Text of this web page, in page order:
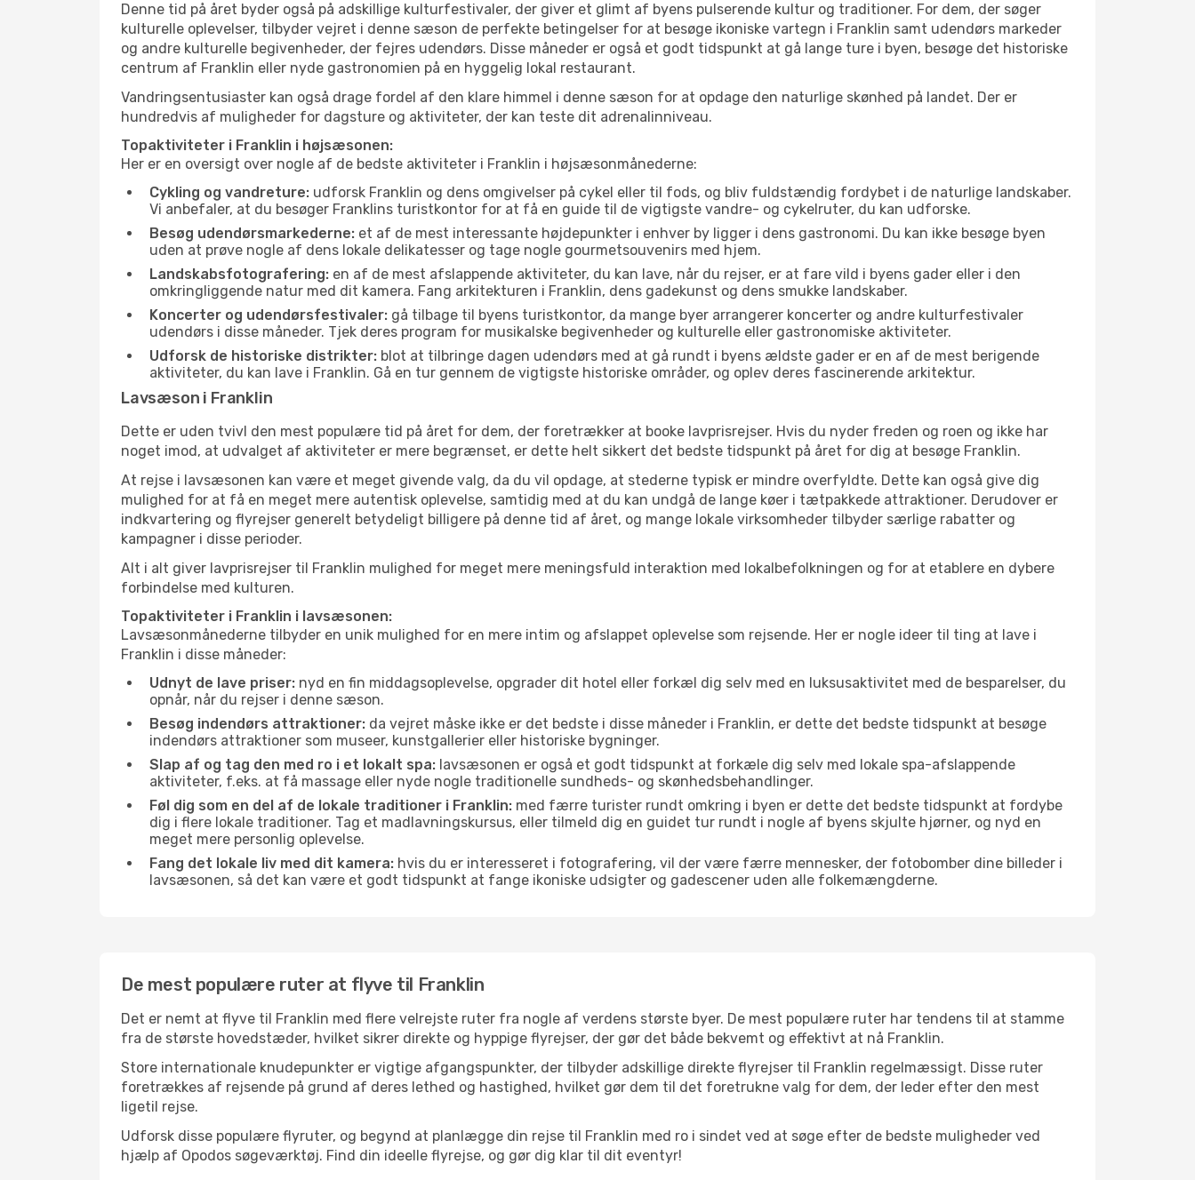
Denne tid på året byder også på adskillige kulturfestivaler, der giver et glimt af byens pulserende kultur og traditioner. For dem, der søger
kulturelle oplevelser, tilbyder vejret i denne sæson de perfekte betingelser for at besøge ikoniske vartegn i Franklin samt udendørs markeder
og andre kulturelle begivenheder, der fejres udendørs. Disse måneder er også et godt tidspunkt at gå lange ture i byen, besøge det historiske
centrum af Franklin eller nyde gastronomien på en hyggelig lokal restaurant.
Vandringsentusiaster kan også drage fordel af den klare himmel i denne sæson for at opdage den naturlige skønhed på landet. Der er
hundredvis af muligheder for dagsture og aktiviteter, der kan teste dit adrenalinniveau.
Topaktiviteter i Franklin i højsæsonen:
Her er en oversigt over nogle af de bedste aktiviteter i Franklin i højsæsonmånederne:
Cykling og vandreture: udforsk Franklin og dens omgivelser på cykel eller til fods, og bliv fuldstændig fordybet i de naturlige landskaber.
Vi anbefaler, at du besøger Franklins turistkontor for at få en guide til de vigtigste vandre- og cykelruter, du kan udforske.
Besøg udendørsmarkederne: et af de mest interessante højdepunkter i enhver by ligger i dens gastronomi. Du kan ikke besøge byen
uden at prøve nogle af dens lokale delikatesser og tage nogle gourmetsouvenirs med hjem.
Landskabsfotografering: en af de mest afslappende aktiviteter, du kan lave, når du rejser, er at fare vild i byens gader eller i den
omkringliggende natur med dit kamera. Fang arkitekturen i Franklin, dens gadekunst og dens smukke landskaber.
Koncerter og udendørsfestivaler: gå tilbage til byens turistkontor, da mange byer arrangerer koncerter og andre kulturfestivaler
udendørs i disse måneder. Tjek deres program for musikalske begivenheder og kulturelle eller gastronomiske aktiviteter.
Udforsk de historiske distrikter: blot at tilbringe dagen udendørs med at gå rundt i byens ældste gader er en af de mest berigende
aktiviteter, du kan lave i Franklin. Gå en tur gennem de vigtigste historiske områder, og oplev deres fascinerende arkitektur.
Lavsæson i Franklin
Dette er uden tvivl den mest populære tid på året for dem, der foretrækker at booke lavprisrejser. Hvis du nyder freden og roen og ikke har
noget imod, at udvalget af aktiviteter er mere begrænset, er dette helt sikkert det bedste tidspunkt på året for dig at besøge Franklin.
At rejse i lavsæsonen kan være et meget givende valg, da du vil opdage, at stederne typisk er mindre overfyldte. Dette kan også give dig
mulighed for at få en meget mere autentisk oplevelse, samtidig med at du kan undgå de lange køer i tætpakkede attraktioner. Derudover er
indkvartering og flyrejser generelt betydeligt billigere på denne tid af året, og mange lokale virksomheder tilbyder særlige rabatter og
kampagner i disse perioder.
Alt i alt giver lavprisrejser til Franklin mulighed for meget mere meningsfuld interaktion med lokalbefolkningen og for at etablere en dybere
forbindelse med kulturen.
Topaktiviteter i Franklin i lavsæsonen:
Lavsæsonmånederne tilbyder en unik mulighed for en mere intim og afslappet oplevelse som rejsende. Her er nogle ideer til ting at lave i
Franklin i disse måneder:
Udnyt de lave priser: nyd en fin middagsoplevelse, opgrader dit hotel eller forkæl dig selv med en luksusaktivitet med de besparelser, du
opnår, når du rejser i denne sæson.
Besøg indendørs attraktioner: da vejret måske ikke er det bedste i disse måneder i Franklin, er dette det bedste tidspunkt at besøge
indendørs attraktioner som museer, kunstgallerier eller historiske bygninger.
Slap af og tag den med ro i et lokalt spa: lavsæsonen er også et godt tidspunkt at forkæle dig selv med lokale spa-afslappende
aktiviteter, f.eks. at få massage eller nyde nogle traditionelle sundheds- og skønhedsbehandlinger.
Føl dig som en del af de lokale traditioner i Franklin: med færre turister rundt omkring i byen er dette det bedste tidspunkt at fordybe
dig i flere lokale traditioner. Tag et madlavningskursus, eller tilmeld dig en guidet tur rundt i nogle af byens skjulte hjørner, og nyd en
meget mere personlig oplevelse.
Fang det lokale liv med dit kamera: hvis du er interesseret i fotografering, vil der være færre mennesker, der fotobomber dine billeder i
lavsæsonen, så det kan være et godt tidspunkt at fange ikoniske udsigter og gadescener uden alle folkemængderne.
De mest populære ruter at flyve til Franklin
Det er nemt at flyve til Franklin med flere velrejste ruter fra nogle af verdens største byer. De mest populære ruter har tendens til at stamme
fra de største hovedstæder, hvilket sikrer direkte og hyppige flyrejser, der gør det både bekvemt og effektivt at nå Franklin.
Store internationale knudepunkter er vigtige afgangspunkter, der tilbyder adskillige direkte flyrejser til Franklin regelmæssigt. Disse ruter
foretrækkes af rejsende på grund af deres lethed og hastighed, hvilket gør dem til det foretrukne valg for dem, der leder efter den mest
ligetil rejse.
Udforsk disse populære flyruter, og begynd at planlægge din rejse til Franklin med ro i sindet ved at søge efter de bedste muligheder ved
hjælp af Opodos søgeværktøj. Find din ideelle flyrejse, og gør dig klar til dit eventyr!